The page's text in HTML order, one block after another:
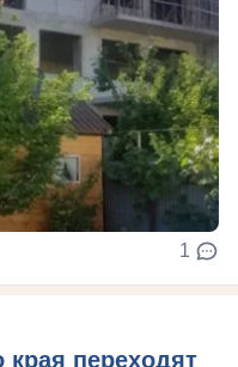
1
переходят